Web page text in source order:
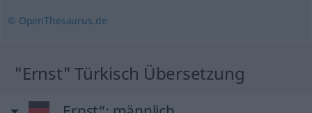
© OpenThesaurus.de
"Ernst" Türkisch Übersetzung